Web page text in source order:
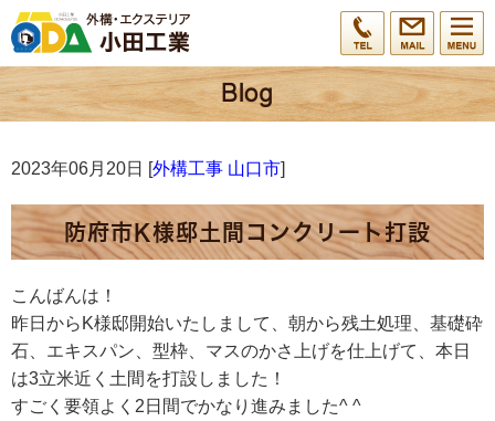
2023年06月20日 [外構工事 山口市]
防府市K様邸土間コンクリート打設
こんばんは！
昨日からK様邸開始いたしまして、朝から残土処理、基礎砕
石、エキスパン、型枠、マスのかさ上げを仕上げて、本日
は3立米近く土間を打設しました！
すごく要領よく2日間でかなり進みました^ ^